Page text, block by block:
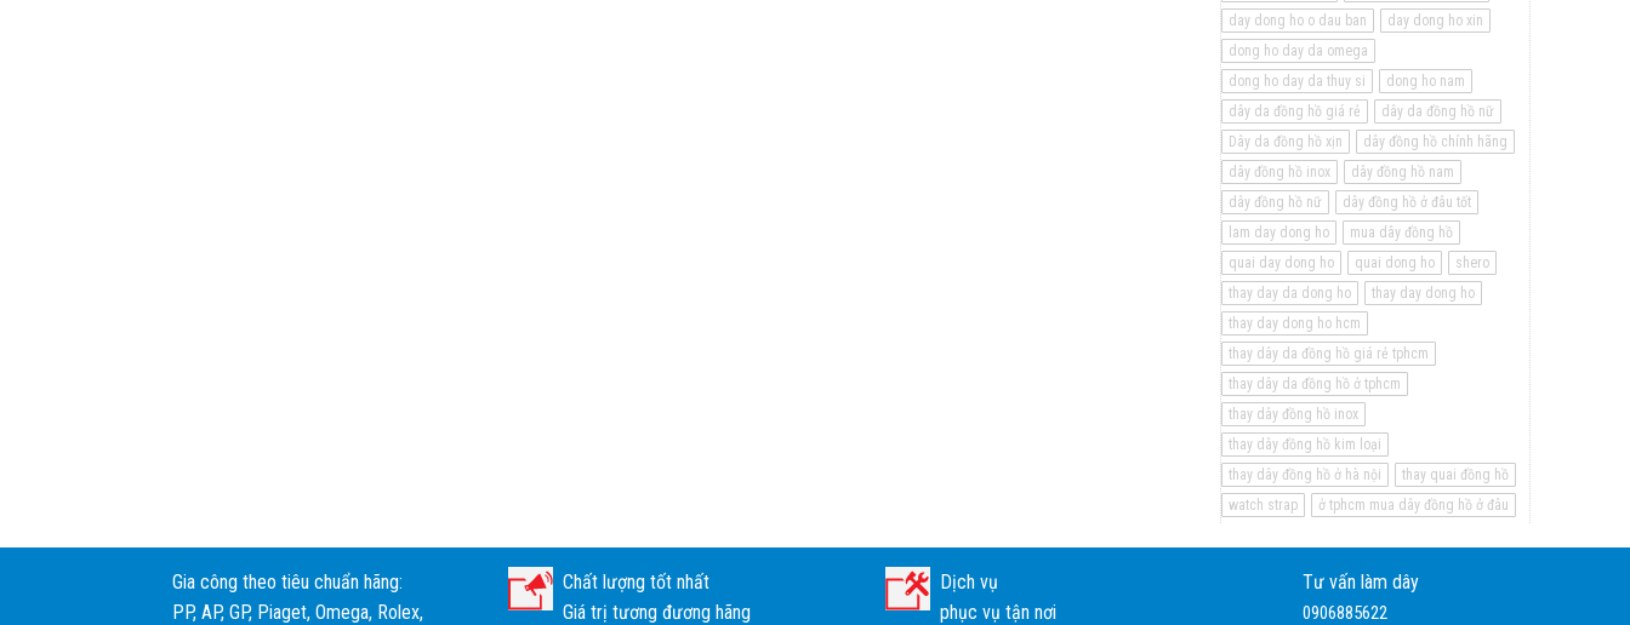
day dong ho o dau ban
day dong ho xin
dong ho day da omega
dong ho day da thuy si
dong ho nam
dây da đồng hồ giá rẻ
dây da đồng hồ nữ
Dây da đồng hồ xịn
dây đồng hồ chính hãng
dây đồng hồ inox
dây đồng hồ nam
dây đồng hồ nữ
dây đồng hồ ở đâu tốt
lam day dong ho
mua dây đồng hồ
quai day dong ho
quai dong ho
shero
thay day da dong ho
thay day dong ho
thay day dong ho hcm
thay dây da đồng hồ giá rẻ tphcm
thay dây da đồng hồ ở tphcm
thay dây đồng hồ inox
thay dây đồng hồ kim loại
thay dây đồng hồ ở hà nội
thay quai đồng hồ
watch strap
ở tphcm mua dây đồng hồ ở đâu
Gia công theo tiêu chuẩn hãng:
PP, AP, GP, Piaget, Omega, Rolex,
Chất lượng tốt nhất
Giá trị tương đương hãng
Dịch vụ
phục vụ tận nơi
Tư vấn làm dây
0906885622